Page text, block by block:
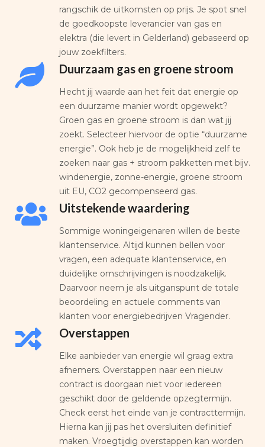
rangschik de uitkomsten op prijs. Je spot snel
de goedkoopste leverancier van gas en
elektra (die levert in Gelderland) gebaseerd op
jouw zoekfilters.
Duurzaam gas en groene stroom
Hecht jij waarde aan het feit dat energie op
een duurzame manier wordt opgewekt?
Groen gas en groene stroom is dan wat jij
zoekt. Selecteer hiervoor de optie “duurzame
energie”. Ook heb je de mogelijkheid zelf te
zoeken naar gas + stroom pakketten met bijv.
windenergie, zonne-energie, groene stroom
uit EU, CO2 gecompenseerd gas.
Uitstekende waardering
Sommige woningeigenaren willen de beste
klantenservice. Altijd kunnen bellen voor
vragen, een adequate klantenservice, en
duidelijke omschrijvingen is noodzakelijk.
Daarvoor neem je als uitganspunt de totale
beoordeling en actuele comments van
klanten voor energiebedrijven Vragender.
Overstappen
Elke aanbieder van energie wil graag extra
afnemers. Overstappen naar een nieuw
contract is doorgaan niet voor iedereen
geschikt door de geldende opzegtermijn.
Check eerst het einde van je contracttermijn.
Hierna kan jij pas het oversluiten definitief
maken. Vroegtijdig overstappen kan worden